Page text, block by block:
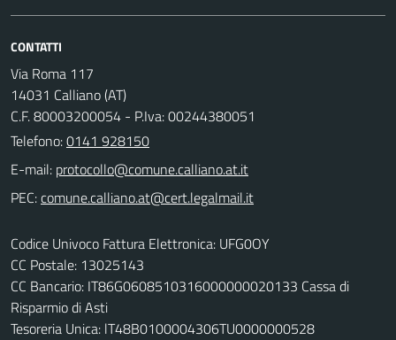
CONTATTI
Via Roma 117
14031 Calliano (AT)
C.F. 80003200054 - P.Iva: 00244380051
Telefono:0141 928150
E-mail:
PEC:
Codice Univoco Fattura Elettronica: UFG0OY
CC Postale: 13025143
CC Bancario: IT86G0608510316000000020133 Cassa di
Risparmio di Asti
Tesoreria Unica: lT48B0100004306TU0000000528